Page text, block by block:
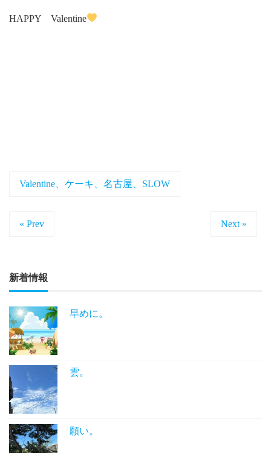
HAPPY Valentine
Valentine、ケーキ、名古屋、SLOW
« Prev Next »
新着情報
早めに。
雲。
願い。